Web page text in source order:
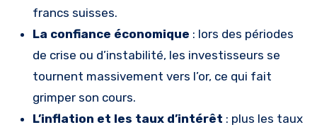
francs suisses.
La confiance économique : lors des périodes
de crise ou d’instabilité, les investisseurs se
tournent massivement vers l’or, ce qui fait
grimper son cours.
L’inflation et les taux d’intérêt : plus les taux